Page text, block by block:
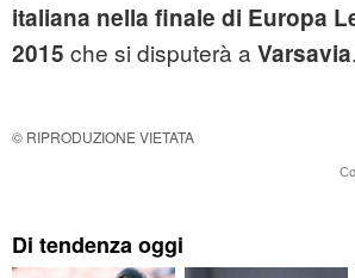
italiana nella finale di Europa
2015 che si disputerà a Varsavia.
© RIPRODUZIONE VIETATA
Di tendenza oggi